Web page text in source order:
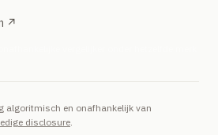
↗
algoritmisch en onafhankelijk van
disclosure